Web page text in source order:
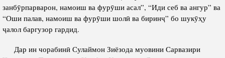
Тарҷумаи ҳол
Мақолаҳо
Роҳбарон ва кормандон
занбӯрпарварон, намоиш ва фурӯши асал”, “Иди себ ва ангур” ва
“Оши палав, намоиш ва фурӯши шолӣ ва биринҷ” бо шукӯҳу
ҷалол баргузор гардид.
Дар ин чорабинӣ Сулаймон Зиёзода муовини Сарвазири